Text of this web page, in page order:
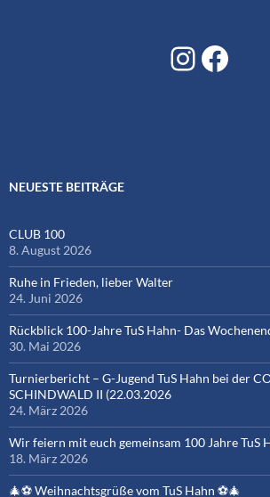
NEUESTE BEITRÄGE
CLUB 100
8. August 2026
Ruhe in Frieden, lieber Walter
24. Juni 2026
Rückblick 100-Jahre TuS Hahn- Das
30. Mai 2026
Turnierbericht – G-Jugend TuS Hahn bei der
SCHINDWALD II (22.03.2026
24. März 2026
Wir feiern mit euch gemeinsam 100 Jahre TuS
18. März 2026
🎄⚽ Weihnachtsgrüße vom TuS Hahn ⚽🎄